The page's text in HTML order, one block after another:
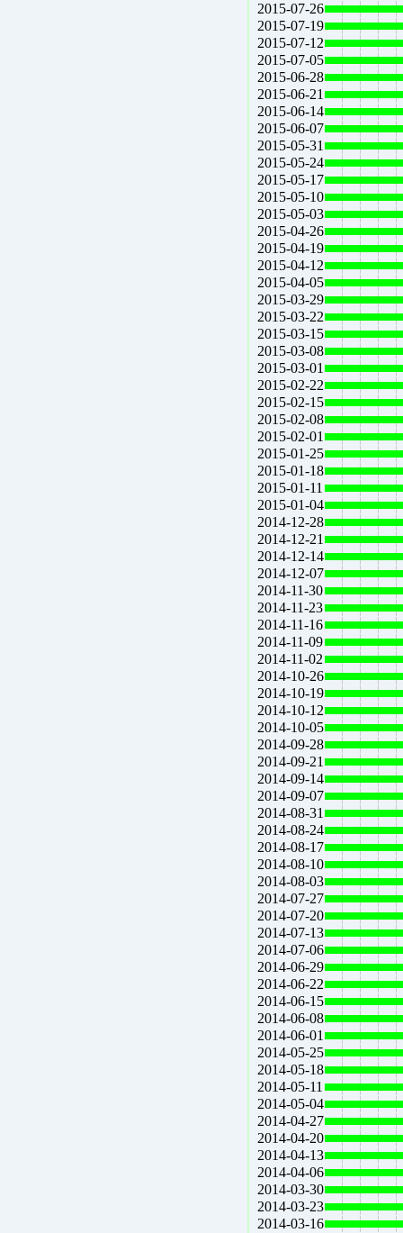
2015-07-26
2015-07-19
2015-07-12
2015-07-05
2015-06-28
2015-06-21
2015-06-14
2015-06-07
2015-05-31
2015-05-24
2015-05-17
2015-05-10
2015-05-03
2015-04-26
2015-04-19
2015-04-12
2015-04-05
2015-03-29
2015-03-22
2015-03-15
2015-03-08
2015-03-01
2015-02-22
2015-02-15
2015-02-08
2015-02-01
2015-01-25
2015-01-18
2015-01-11
2015-01-04
2014-12-28
2014-12-21
2014-12-14
2014-12-07
2014-11-30
2014-11-23
2014-11-16
2014-11-09
2014-11-02
2014-10-26
2014-10-19
2014-10-12
2014-10-05
2014-09-28
2014-09-21
2014-09-14
2014-09-07
2014-08-31
2014-08-24
2014-08-17
2014-08-10
2014-08-03
2014-07-27
2014-07-20
2014-07-13
2014-07-06
2014-06-29
2014-06-22
2014-06-15
2014-06-08
2014-06-01
2014-05-25
2014-05-18
2014-05-11
2014-05-04
2014-04-27
2014-04-20
2014-04-13
2014-04-06
2014-03-30
2014-03-23
2014-03-16